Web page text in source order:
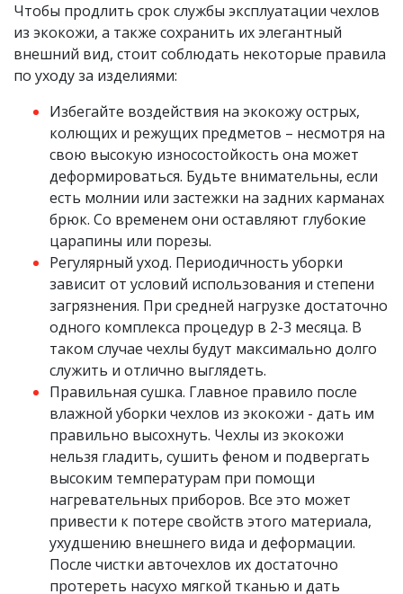
Чтобы продлить срок службы эксплуатации чехлов
из экокожи, а также сохранить их элегантный
внешний вид, стоит соблюдать некоторые правила
по уходу за изделиями:
Избегайте воздействия на экокожу острых,
колющих и режущих предметов – несмотря на
свою высокую износостойкость она может
деформироваться. Будьте внимательны, если
есть молнии или застежки на задних карманах
брюк. Со временем они оставляют глубокие
царапины или порезы.
Регулярный уход. Периодичность уборки
зависит от условий использования и степени
загрязнения. При средней нагрузке достаточно
одного комплекса процедур в 2-3 месяца. В
таком случае чехлы будут максимально долго
служить и отлично выглядеть.
Правильная сушка. Главное правило после
влажной уборки чехлов из экокожи - дать им
правильно высохнуть. Чехлы из экокожи
нельзя гладить, сушить феном и подвергать
высоким температурам при помощи
нагревательных приборов. Все это может
привести к потере свойств этого материала,
ухудшению внешнего вида и деформации.
После чистки авточехлов их достаточно
протереть насухо мягкой тканью и дать